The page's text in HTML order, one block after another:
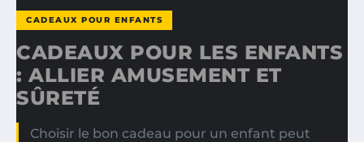
CADEAUX POUR ENFANTS
CADEAUX POUR LES ENFANTS
: ALLIER AMUSEMENT ET
SÛRETÉ
Choisir le bon cadeau pour un enfant peut